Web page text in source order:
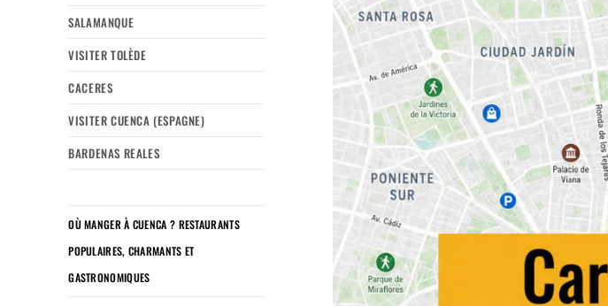
SALAMANQUE
VISITER TOLÈDE
CACERES
VISITER CUENCA (ESPAGNE)
BARDENAS REALES
OÙ MANGER À CUENCA ? RESTAURANTS
POPULAIRES, CHARMANTS ET
GASTRONOMIQUES